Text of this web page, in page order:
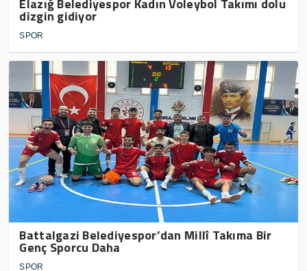
Elazığ Belediyespor Kadın Voleybol Takımı dolu
dizgin gidiyor
SPOR
Battalgazi Belediyespor’dan Millî Takıma Bir
Genç Sporcu Daha
SPOR